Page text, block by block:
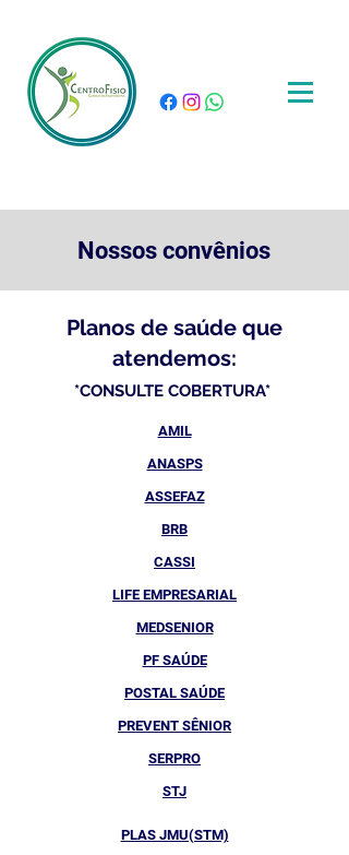
Nossos convênios
Planos de saúde que
atendemos:
*CONSULTE COBERTURA*
AMIL
ANASPS
ASSEFAZ
BRB
CASSI
LIFE EMPRESARIAL
MEDSENIOR
PF SAÚDE
POSTAL SAÚDE
PREVENT SÊNIOR
SERPRO
STJ
PLAS JMU(STM)